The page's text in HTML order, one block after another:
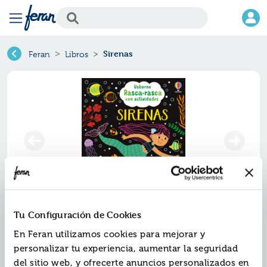
Tu Configuración de Cookies
En Feran utilizamos cookies para mejorar y
personalizar tu experiencia, aumentar la seguridad
del sitio web, y ofrecerte anuncios personalizados en
Feran Libros Sirenas
Sirenas
Ref.ZUS-6070497
ISBN:9781806070497